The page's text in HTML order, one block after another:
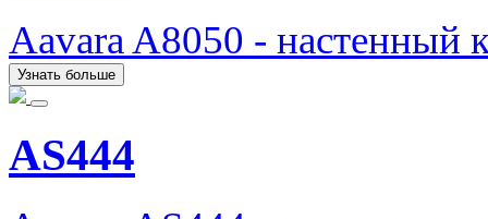
Aavara A8050 - настенный
Узнать больше
AS444